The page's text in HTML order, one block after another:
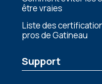
être vraies
Liste des
pros de Gatineau
Support